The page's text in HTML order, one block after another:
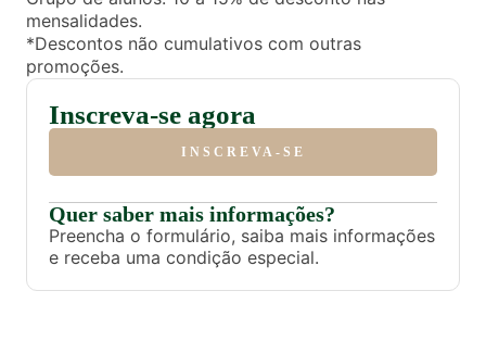
mensalidades.
*Descontos não cumulativos com outras
promoções.
Inscreva-se agora
INSCREVA-SE
Quer saber mais informações?
Preencha o formulário, saiba mais informações
e receba uma condição especial.